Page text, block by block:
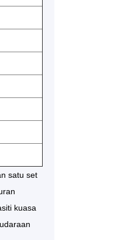
satu set
kuasa